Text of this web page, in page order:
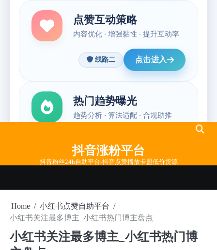
抖音涨粉平台
抖音粉丝24h自助平台-抖音点赞播放卡盟低价货源
Home
小红书点赞自助平台
小红书关注最多博主_小红书热门博主盘点
小红书关注最多博主_小红书热门博